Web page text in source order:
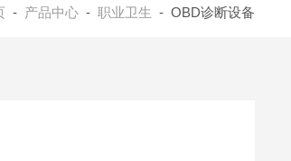
- 产品中心- 职业卫生 - OBD诊断设备